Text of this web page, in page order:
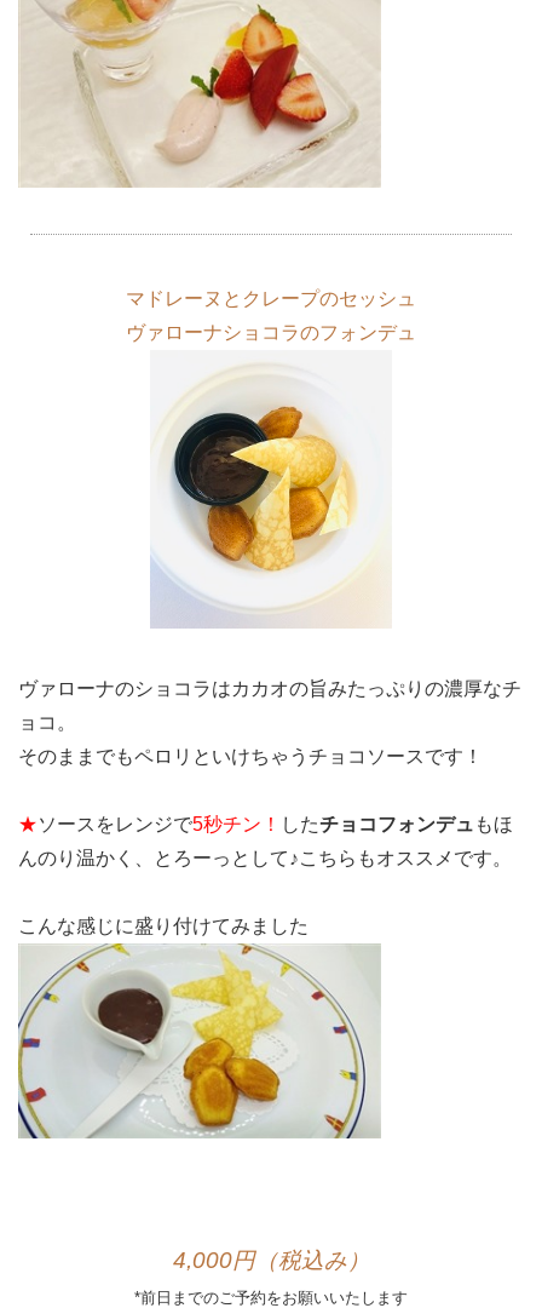
マドレーヌとクレープのセッシュ
ヴァローナショコラのフォンデュ
ヴァローナのショコラはカカオの旨みたっぷりの濃厚なチ
ョコ。
そのままでもペロリといけちゃうチョコソースです！
★ソースをレンジで5秒チン！ したチョコフォンデュ もほ
んのり温かく、とろーっとして♪こちらもオススメです。
こんな感じに盛り付けてみました
4,000円（税込み）
*前日までのご予約をお願いいたします